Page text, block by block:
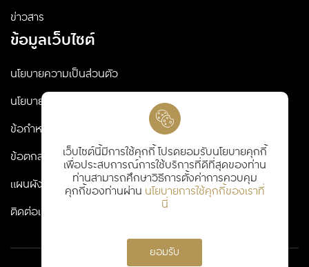
ข่าวสาร
ข้อมูลเว็บไซต์
นโยบายความเป็นส่วนตัว
นโยบายคุกกี้
ข้อกำหนดและเงื่อนไข
ข้อตกลงและเงื่อนไข
แผนผังเว็บไซต์
ติดต่อเรา
เว็บไซต์นี้มีการใช้คุกกี้ โปรดยอมรับนโยบายคุกกี้
เพื่อประสบการณ์การใช้บริการที่ดีที่สุดของท่าน
ท่านสามารถศึกษาวิธีการตั้งค่าการควบคุม
คุกกี้ของท่านผ่าน นโยบายการใช้คุกกี้ของเราที่
นี่
ยอมรับ